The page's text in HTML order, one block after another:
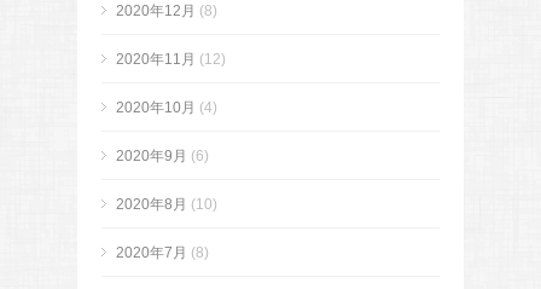
2020年12月 (8)
2020年11月 (12)
2020年10月 (4)
2020年9月 (6)
2020年8月 (10)
2020年7月 (8)